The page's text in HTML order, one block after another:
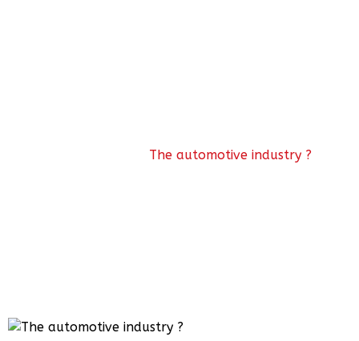
The automotive industry ?